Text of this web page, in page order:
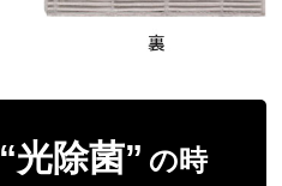
“光除菌” の時